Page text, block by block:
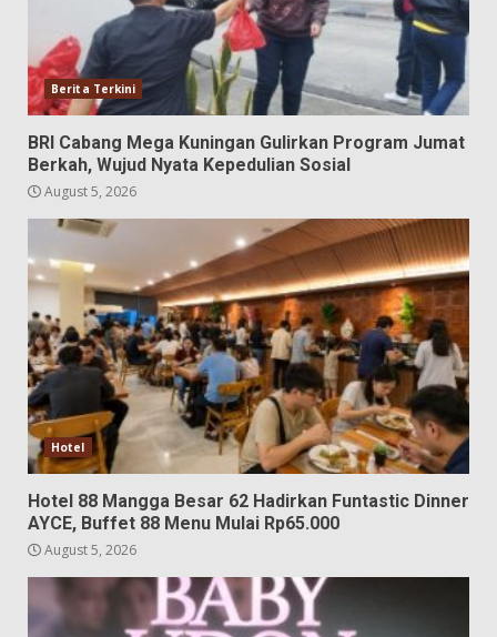
Berita Terkini
BRI Cabang Mega Kuningan Gulirkan Program Jumat
Berkah, Wujud Nyata Kepedulian Sosial
August 5, 2026
Hotel
Hotel 88 Mangga Besar 62 Hadirkan Funtastic Dinner
AYCE, Buffet 88 Menu Mulai Rp65.000
August 5, 2026